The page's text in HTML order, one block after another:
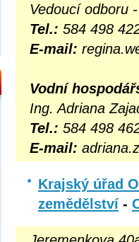
Vedoucí odboru
Tel.: 584 498
E-mail:
Vodní
Ing. Adriana
Tel.: 584 498
E-mail:
Krajský úřad
zemědělství -